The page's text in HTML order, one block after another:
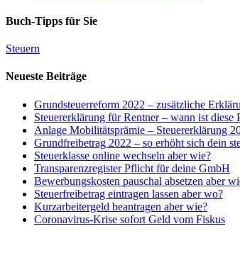
Buch-Tipps für Sie
Steuern
Neueste Beiträge
Grundsteuerreform 2022 – zusätzliche
Steuererklärung für Rentner – wann ist diese
Anlage Mobilitätsprämie – Steuererklärung
Grundfreibetrag 2022 – so erhöht sich dein
Steuerklasse online wechseln aber wie?
Transparenzregister Pflicht für deine GmbH
Bewerbungskosten pauschal absetzen aber
Steuerfreibetrag eintragen lassen aber wo?
Kurzarbeitergeld beantragen aber wie?
Coronavirus-Krise sofort Geld vom Fiskus